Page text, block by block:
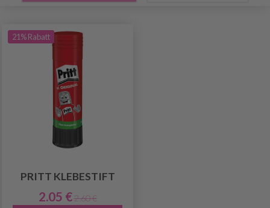
21% Rabatt
PRITT KLEBESTIFT
2.05 € 2.60 €